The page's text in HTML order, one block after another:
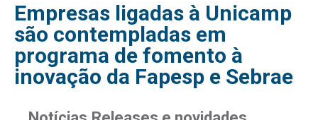
Empresas ligadas à Unicamp
são contempladas em
programa de fomento à
inovação da Fapesp e Sebrae